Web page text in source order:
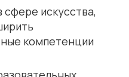
искусства,
компетенции